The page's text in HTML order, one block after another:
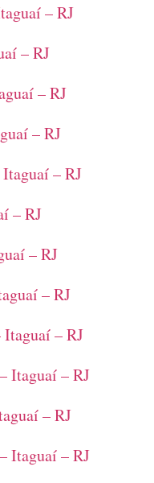
– RJ
– RJ
– RJ
– RJ
– RJ
– RJ
– RJ
– RJ
– RJ
Itaguaí – RJ
– RJ
Itaguaí – RJ